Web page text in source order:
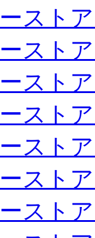
スト
スト
スト
スト
スト
スト
スト